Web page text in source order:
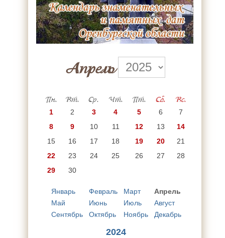
Апрель
Пн. Вт. Ср. Чт. Пт. Сб. Вс.
1 2 3 4 5 6
7
8
9 10 11 12 13
14
15
16 17 18 19 20
21
22
23 24 25 26 27
28
29
30
Январь Февраль Март
Апрель
Май
Июнь Июль
Август
Сентябрь
Октябрь Ноябрь Декабрь
2024